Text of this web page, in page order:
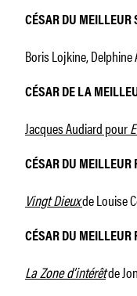
CÉSAR DU MEILLEUR
Boris Lojkine,
CÉSAR DE LA
Jacques Audiard pour
CÉSAR DU MEILLEUR
Vingt Dieuxde Louise
CÉSAR DU MEILLEUR
La Zone d’intérêtde